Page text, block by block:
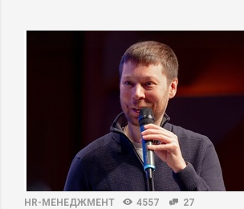
HR-МЕНЕДЖМЕНТ 4557 27